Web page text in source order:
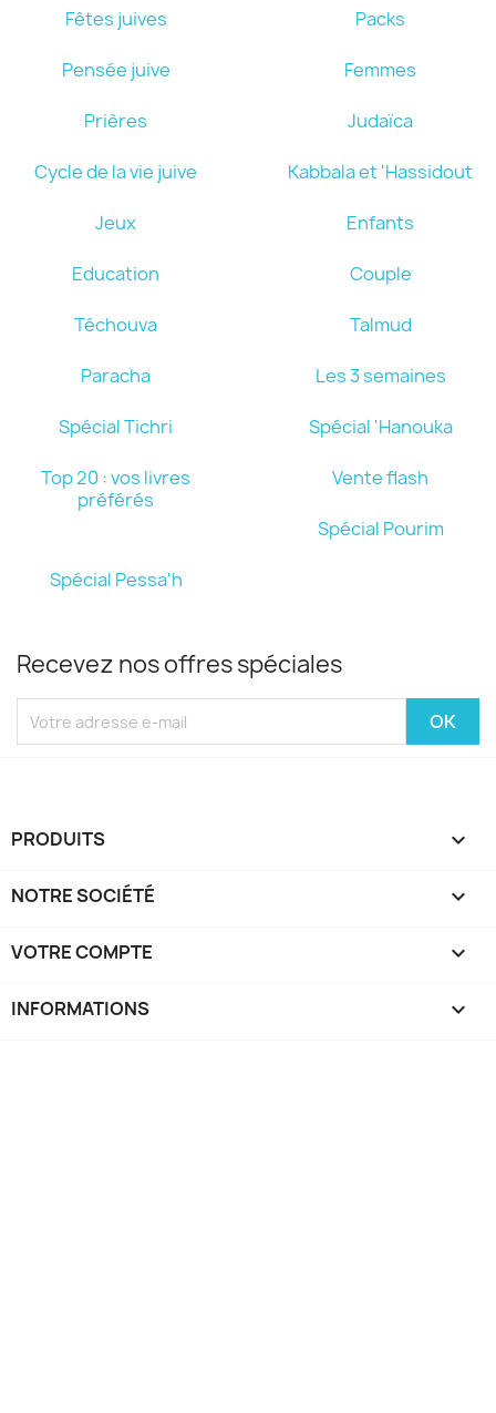
Fêtes juives Packs
Pensée juive Femmes
Prières Judaïca
Cycle de la vie juive Kabbala et 'Hassidout
Jeux Enfants
Education Couple
Téchouva Talmud
Paracha Les 3 semaines
Spécial Tichri Spécial 'Hanouka
Top 20 : vos livres
préférés
Vente flash
Spécial Pourim
Spécial Pessa'h
Recevez nos offres spéciales
PRODUITS 
NOTRE SOCIÉTÉ 
VOTRE COMPTE 
INFORMATIONS keyboard_arrow_down